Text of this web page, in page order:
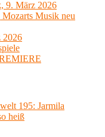
9. März 2026
Musik neu
2026
195: Jarmila
heiß